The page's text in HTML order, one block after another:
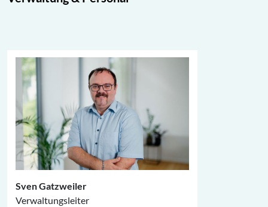
Sven Gatzweiler
Verwaltungsleiter